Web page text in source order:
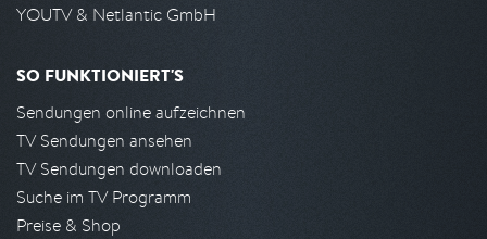
YOUTV & Netlantic GmbH
SO FUNKTIONIERT'S
Sendungen online aufzeichnen
TV Sendungen ansehen
TV Sendungen downloaden
Suche im TV Programm
Preise & Shop